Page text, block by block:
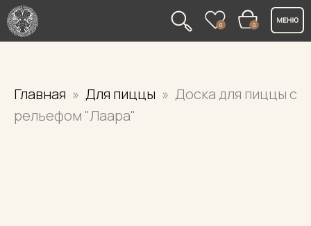
0 0
Главная Для пиццы
Доска для пиццы с
рельефом "Лаара"